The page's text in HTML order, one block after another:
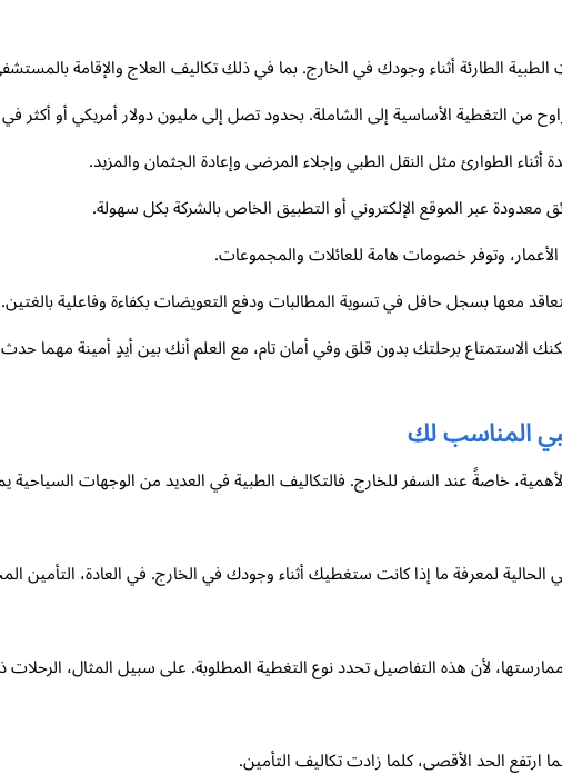
الطبية الطارئة أثناء وجودك في الخارج. بما في ذلك تكاليف العلاج والإقامة
من التغطية الأساسية إلى الشاملة. بحدود تصل إلى مليون دولار أمريكي أو أكثر
الطوارئ مثل النقل الطبي وإجلاء المرضى وإعادة الجثمان والمزيد.
معدودة عبر الموقع الإلكتروني أو التطبيق الخاص بالشركة بكل سهولة.
معها بسجل حافل في تسوية المطالبات ودفع التعويضات بكفاءة وفاعلية بالغتين.
المناسب لك
خاصةً عند السفر للخارج. فالتكاليف الطبية في العديد من الوجهات
لمعرفة ما إذا كانت ستغطيك أثناء وجودك في الخارج. في العادة، التأمين
لأن هذه التفاصيل تحدد نوع التغطية المطلوبة. على سبيل المثال، الرحلات
الحد الأقصى، كلما زادت تكاليف التأمين.